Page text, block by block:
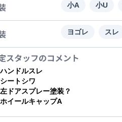
小A 小U
ヨゴレ スレ
スタッフのコメント
ハンドルスレ
シートシワ
左ドアスプレー塗装？
ホイールキャップA